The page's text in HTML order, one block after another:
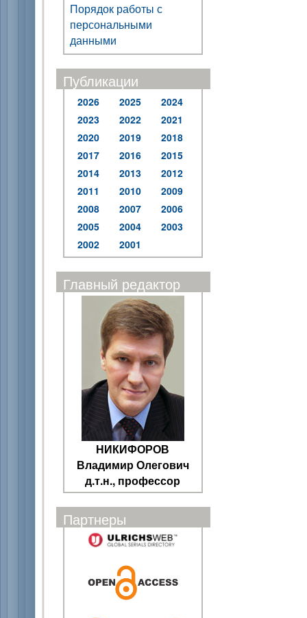
Порядок работы с
персональными
данными
Публикации
2026 2025
2024
2023
2022
2021
2020
2019
2018
2017
2016
2015
2014
2013
2012
2011
2010
2009
2008
2007
2006
2005
2004
2003
2002
2001
Главный редактор
НИКИФОРОВ
Владимир Олегович
д.т.н., профессор
Партнеры